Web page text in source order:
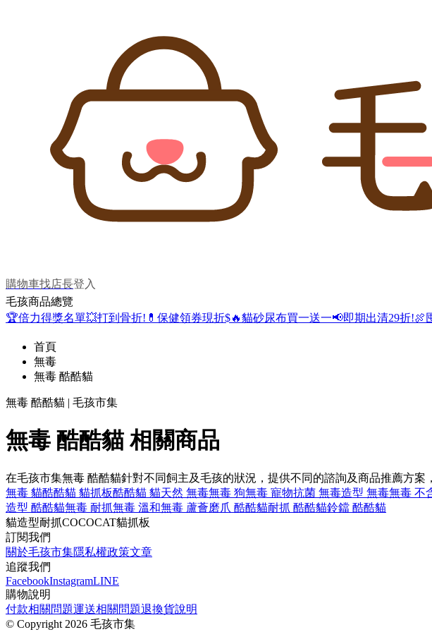
購物車找店長登入
毛孩商品總覽
🏆倍力得獎名單💥打到骨折! 💊保健領券現折$🔥貓砂尿布買一送一📢即期出清29折!🍖
首頁
無毒
無毒 酷酷貓
無毒 酷酷貓 | 毛孩市集
無毒 酷酷貓 相關商品
在毛孩市集無毒 酷酷貓針對不同飼主及毛孩的狀況，提供不同的諮詢及商品推薦方案
無毒 貓酷酷貓 貓抓板酷酷貓 貓天然 無毒無毒 狗無毒 寵物抗菌 無毒造型 無毒無毒 不
造型 酷酷貓無毒 耐抓無毒 溫和無毒 蘆薈磨爪 酷酷貓耐抓 酷酷貓鈴鐺 酷酷貓
貓造型耐抓COCOCAT貓抓板
訂閱我們
關於毛孩市集隱私權政策文章
追蹤我們
FacebookInstagramLINE
購物說明
付款相關問題運送相關問題退換貨說明
© Copyright 2026 毛孩市集